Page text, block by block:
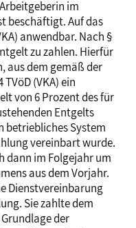
im
beschäftigt. Auf das
anwendbar. Nach §
zu zahlen. Hierfür
aus dem gemäß der
(VKA) ein
von 6 Prozent des für
Entgelts
betriebliches System
vereinbart wurde.
dann im Folgejahr um
aus dem Vorjahr.
Dienstvereinbarung
Sie zahlte dem
der